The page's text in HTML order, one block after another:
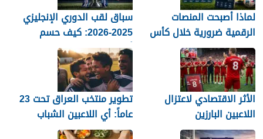
لماذا أصبحت المنصات
الرقمية ضرورية خلال كأس
العالم؟
سباق لقب الدوري الإنجليزي
2025-2026: كيف حسم
أرسنال اللقب في النهاية؟
الأثر الاقتصادي لاعتزال
اللاعبين البارزين
تطوير منتخب العراق تحت 23
عاماً: أي اللاعبين الشباب
جاهزون للاختراق الدولي؟